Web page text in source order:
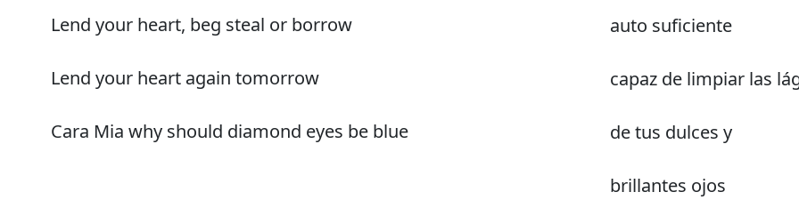
Lend your heart, beg steal or borrow
Lend your heart again tomorrow
Cara Mia why should diamond eyes be blue
auto suficiente
capaz de limpiar las
de tus dulces y
brillantes ojos